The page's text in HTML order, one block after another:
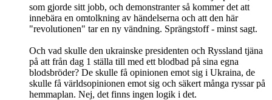
som gjorde sitt jobb, och demonstranter så kommer det att
innebära en omtolkning av händelserna och att den här
"revolutionen" tar en ny vändning. Sprängstoff - minst sagt.
Och vad skulle den ukrainske presidenten och Ryssland tjäna
på att från dag 1 ställa till med ett blodbad på sina egna
blodsbröder? De skulle få opinionen emot sig i Ukraina, de
skulle få världsopinionen emot sig och säkert många ryssar på
hemmaplan. Nej, det finns ingen logik i det.